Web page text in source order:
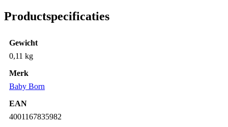
Productspecificaties
Gewicht
0,11 kg
Merk
Baby Born
EAN
4001167835982